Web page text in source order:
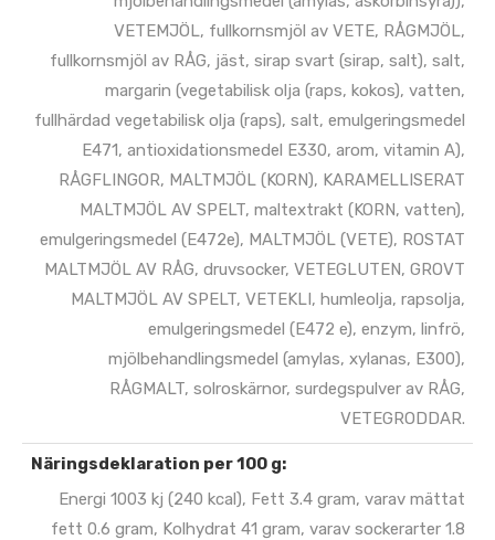
VETEMJÖL, fullkornsmjöl av VETE, RÅGMJÖL,
fullkornsmjöl av RÅG, jäst, sirap svart (sirap, salt), salt,
margarin (vegetabilisk olja (raps, kokos), vatten,
fullhärdad vegetabilisk olja (raps), salt, emulgeringsmedel
E471, antioxidationsmedel E330, arom, vitamin A),
RÅGFLINGOR, MALTMJÖL (KORN), KARAMELLISERAT
MALTMJÖL AV SPELT, maltextrakt (KORN, vatten),
emulgeringsmedel (E472e), MALTMJÖL (VETE), ROSTAT
MALTMJÖL AV RÅG, druvsocker, VETEGLUTEN, GROVT
MALTMJÖL AV SPELT, VETEKLI, humleolja, rapsolja,
emulgeringsmedel (E472 e), enzym, linfrö,
mjölbehandlingsmedel (amylas, xylanas, E300),
RÅGMALT, solroskärnor, surdegspulver av RÅG,
VETEGRODDAR.
Näringsdeklaration per 100 g:
Energi 1003 kj (240 kcal), Fett 3.4 gram, varav mättat
fett 0.6 gram, Kolhydrat 41 gram, varav sockerarter 1.8